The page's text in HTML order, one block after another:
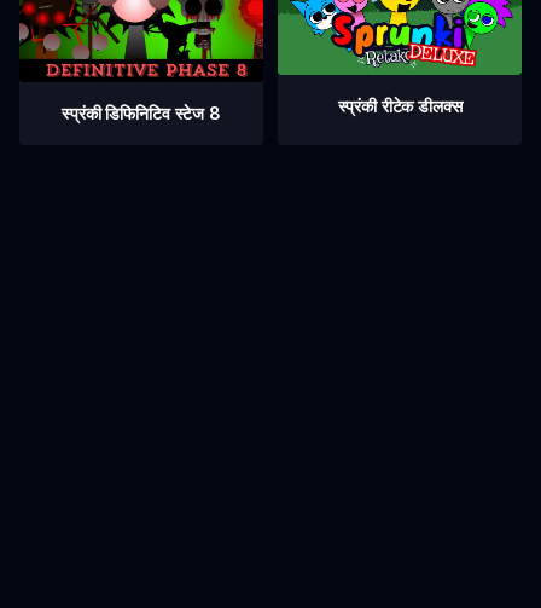
स्प्रंकी डिफिनिटिव स्टेज 8 स्प्रंकी रीटेक डीलक्स